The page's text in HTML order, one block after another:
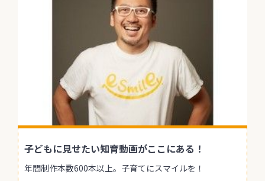
子どもに見せたい知育動画がここにある！
年間制作本数600本以上。子育てにスマイルを！